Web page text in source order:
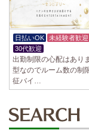
日払いOK 未経験者歓迎
30代歓迎
出勤制限の心配はあり
型なのでルーム数の制
征バイ…